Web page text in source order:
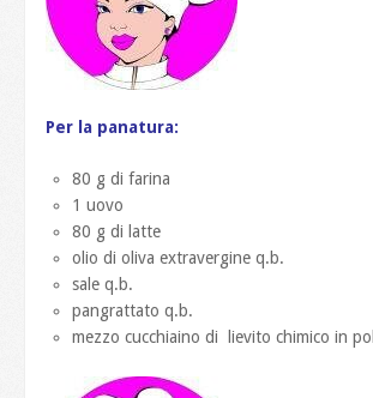
Per la panatura:
80 g di farina
1 uovo
80 g di latte
olio di oliva extravergine q.b.
sale q.b.
pangrattato q.b.
mezzo cucchiaino di lievito chimico in